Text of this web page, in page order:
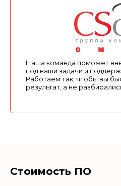
Наша команда поможет
под ваши задачи и
Работаем так, чтобы вы
результат, а не
Стоимость ПО